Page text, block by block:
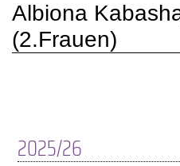
Albiona
(2.Frauen)
2025/26